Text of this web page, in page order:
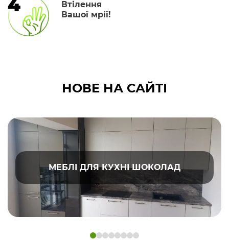
4
Втілення
Вашої мрії!
НОВЕ НА САЙТІ
МЕБЛІ ДЛЯ КУХНІ ШОКОЛАД